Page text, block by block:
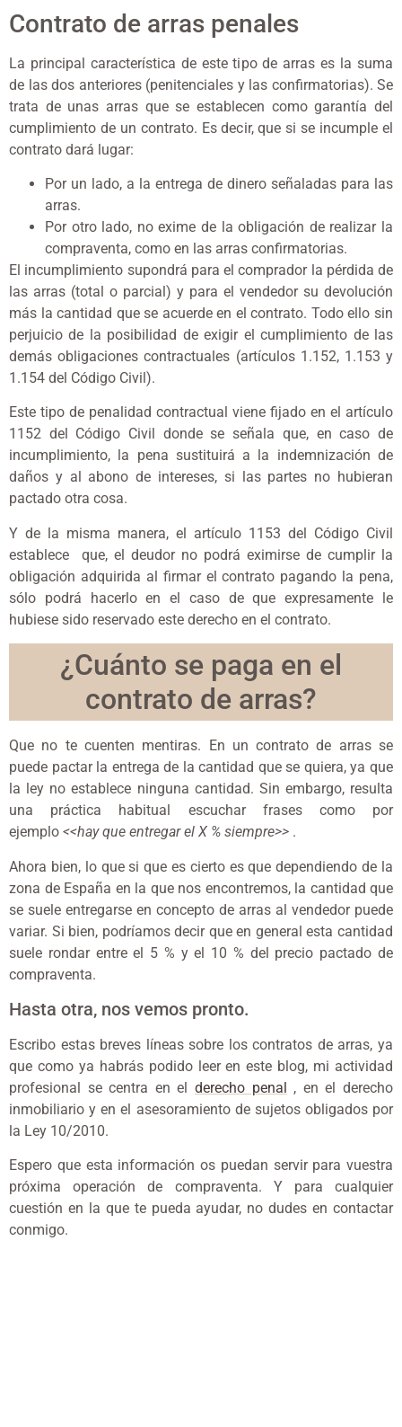
Contrato de arras penales
La principal característica de este tipo de arras es la suma
de las dos anteriores (penitenciales y las confirmatorias). Se
trata de unas arras que se establecen como garantía del
cumplimiento de un contrato. Es decir, que si se incumple el
contrato dará lugar:
Por un lado, a la entrega de dinero señaladas para las
arras.
Por otro lado, no exime de la obligación de realizar la
compraventa, como en las arras confirmatorias.
El incumplimiento supondrá para el comprador la pérdida de
las arras (total o parcial) y para el vendedor su devolución
más la cantidad que se acuerde en el contrato. Todo ello sin
perjuicio de la posibilidad de exigir el cumplimiento de las
demás obligaciones contractuales (artículos 1.152, 1.153 y
1.154 del Código Civil).
Este tipo de penalidad contractual viene fijado en el artículo
1152 del Código Civil donde se señala que, en caso de
incumplimiento, la pena sustituirá a la indemnización de
daños y al abono de intereses, si las partes no hubieran
pactado otra cosa.
Y de la misma manera, el artículo 1153 del Código Civil
establece que, el deudor no podrá eximirse de cumplir la
obligación adquirida al firmar el contrato pagando la pena,
sólo podrá hacerlo en el caso de que expresamente le
hubiese sido reservado este derecho en el contrato.
¿Cuánto se paga en el
contrato de arras?
Que no te cuenten mentiras. En un contrato de arras se
puede pactar la entrega de la cantidad que se quiera, ya que
la ley no establece ninguna cantidad. Sin embargo, resulta
una práctica habitual escuchar frases como por
ejemplo <<hay que entregar el X % siempre>> .
Ahora bien, lo que si que es cierto es que dependiendo de la
zona de España en la que nos encontremos, la cantidad que
se suele entregarse en concepto de arras al vendedor puede
variar. Si bien, podríamos decir que en general esta cantidad
suele rondar entre el 5 % y el 10 % del precio pactado de
compraventa.
Hasta otra, nos vemos pronto.
Escribo estas breves líneas sobre los contratos de arras, ya
que como ya habrás podido leer en este blog, mi actividad
profesional se centra en el derecho penal , en el derecho
inmobiliario y en el asesoramiento de sujetos obligados por
la Ley 10/2010.
Espero que esta información os puedan servir para vuestra
próxima operación de compraventa. Y para cualquier
cuestión en la que te pueda ayudar, no dudes en contactar
conmigo.